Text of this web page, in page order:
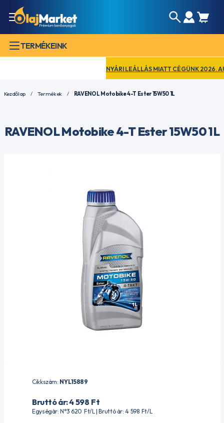
TERMÉKEINK
NYÁRI LEÁLLÁS MIATT CÉGÜNK 2026.
Kezdőlap Termékek RAVENOL Motobike 4-T Ester 15W50 1L
RAVENOL Motobike 4-T Ester 15W50 1L
Cikkszám: NYL15889
Bruttó ár: 4 598 Ft
Egységár: N°3 620 Ft/L | Bruttó ár: 4 598 Ft/L